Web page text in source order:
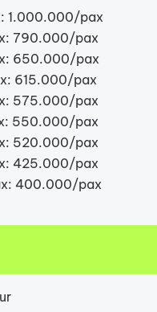
1.000.000/pax
790.000/pax
650.000/pax
615.000/pax
575.000/pax
550.000/pax
520.000/pax
425.000/pax
400.000/pax